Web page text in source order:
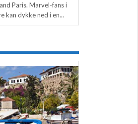
Paris. Marvel-fans i
kan dykke ned i en...